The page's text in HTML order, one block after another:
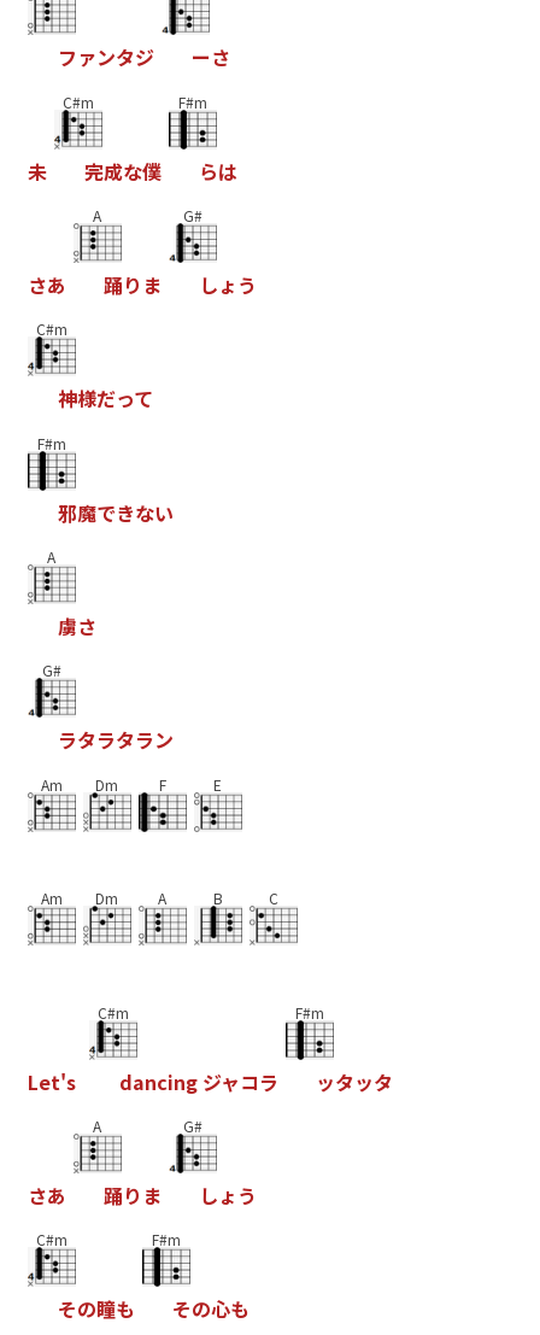
フ ァンタジ ーさ
未
C#m
完成な僕
F#m
らは
さあ
A
踊り ま
G#
しょ う
C#m
神様だって
F#m
邪魔できない
A
虜さ
G#
ラタラタラン
Am Dm F E
Am Dm A B C
Let's
C#m
dancing ジャコラ
F#m
ッタッタ
さあ
A
踊り ま
G#
しょ う
C#m
その瞳も
F#m
その心も